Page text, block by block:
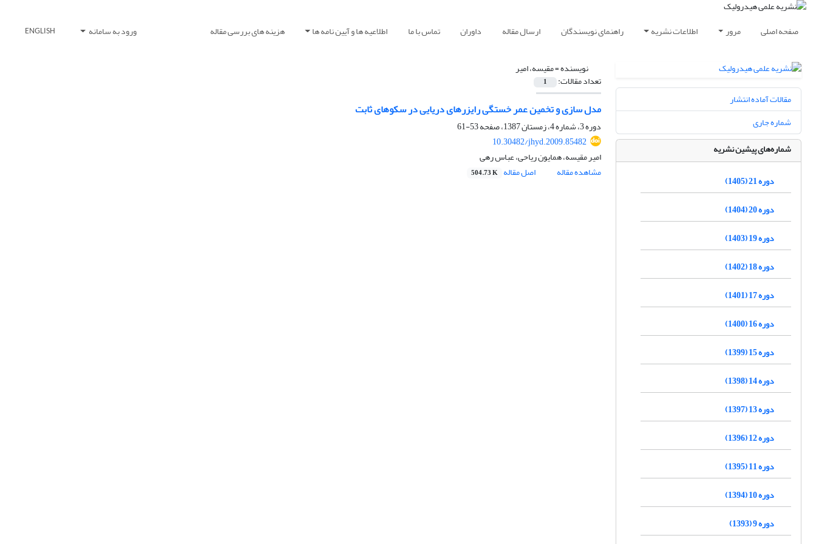
صفحه اصلی مرور اطلاعات نشریه راهنمای نویسندگان ارسال مقاله داوران تماس با ما اطلاعیه ها و آیین نامه ها هزینه های بررسی مقاله ورود به سامانه ENGLISH
نویسنده =مقیسه، امیر
تعداد مقالات: 1
مدل سازی و تخمین عمر خستگی رایزرهای دریایی در سکوهای ثابت
دوره 3، شماره 4، زمستان 1387، صفحه
53-61
10.30482/jhyd.2009.85482
امیر مقیسه، همایون ریاحی، عباس رهی
مشاهده مقاله
اصل مقاله 504.73 K
مقالات آماده انتشار
شماره جاری
شماره‌های پیشین نشریه
دوره 21 (1405)
دوره 20 (1404)
دوره 19 (1403)
دوره 18 (1402)
دوره 17 (1401)
دوره 16 (1400)
دوره 15 (1399)
دوره 14 (1398)
دوره 13 (1397)
دوره 12 (1396)
دوره 11 (1395)
دوره 10 (1394)
دوره 9 (1393)